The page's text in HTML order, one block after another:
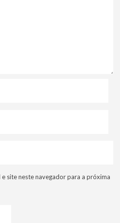
e site neste navegador para a próxima